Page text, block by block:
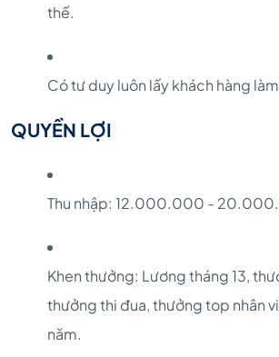
thế.
Có tư duy luôn lấy khách hàng
QUYỀN LỢI
Thu nhập: 12.000.000 -
Khen thưởng: Lương tháng 13,
thưởng thi đua, thưởng top nhân
năm.